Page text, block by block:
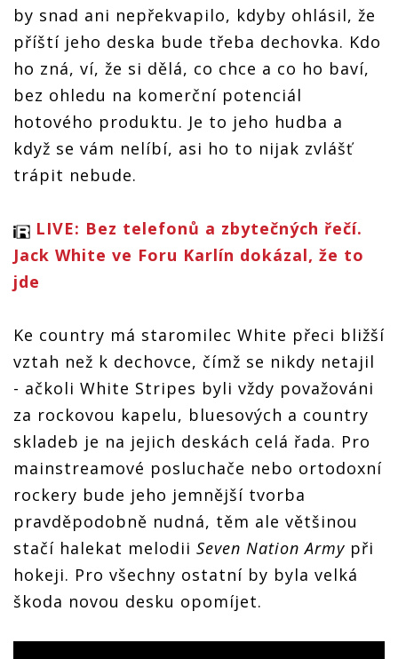
by snad ani nepřekvapilo, kdyby ohlásil, že
příští jeho deska bude třeba dechovka. Kdo
ho zná, ví, že si dělá, co chce a co ho baví,
bez ohledu na komerční potenciál
hotového produktu. Je to jeho hudba a
když se vám nelíbí, asi ho to nijak zvlášť
trápit nebude.
LIVE: Bez telefonů a zbytečných řečí.
Jack White ve Foru Karlín dokázal, že to
jde
Ke country má staromilec White přeci bližší
vztah než k dechovce, čímž se nikdy netajil
- ačkoli White Stripes byli vždy považováni
za rockovou kapelu, bluesových a country
skladeb je na jejich deskách celá řada. Pro
mainstreamové posluchače nebo ortodoxní
rockery bude jeho jemnější tvorba
pravděpodobně nudná, těm ale většinou
stačí halekat melodii Seven Nation Army při
hokeji. Pro všechny ostatní by byla velká
škoda novou desku opomíjet.